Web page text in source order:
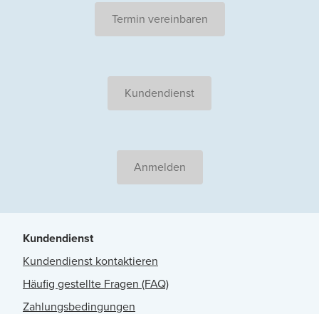
Termin vereinbaren
Kundendienst
Anmelden
Kundendienst
Kundendienst kontaktieren
Häufig gestellte Fragen (FAQ)
Zahlungsbedingungen